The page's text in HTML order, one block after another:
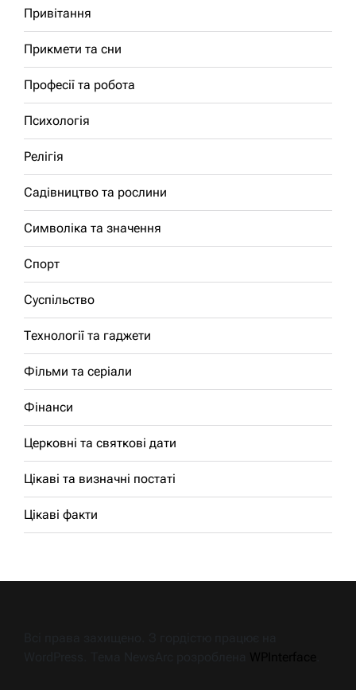
Привітання
Прикмети та сни
Професії та робота
Психологія
Релігія
Садівництво та рослини
Символіка та значення
Спорт
Суспільство
Технології та гаджети
Фільми та серіали
Фінанси
Церковні та святкові дати
Цікаві та визначні постаті
Цікаві факти